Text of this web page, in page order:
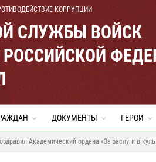
КОРРУПЦИИ
СЛУЖБЫ ВОЙСК
ДОКУМЕНТЫ ГЕРОИ
Академический ордена «За заслуги в